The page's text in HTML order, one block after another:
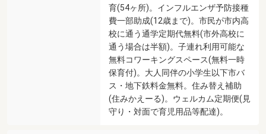
育(54ヶ所)。インフルエンザ予防接種
費一部助成(12歳まで)。市民が市内高
校に通う通学定期代無料(市外高校に
通う場合は半額)。子連れ利用可能な
無料コワーキングスペース(無料一時
保育付)。大人同伴の小学生以下市バ
ス・地下鉄料金無料。住み替え補助
(住みかえーる)。ウェルカム定期便(見
守り・対面で育児用品等配達)。